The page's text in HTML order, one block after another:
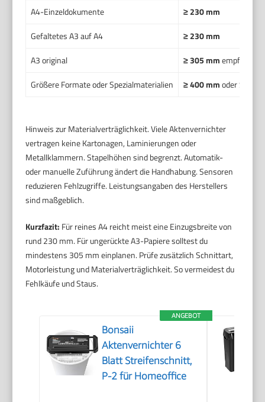
A4-Einzeldokumente
≥ 230 mm
Gefaltetes A3 auf A4
≥ 230 mm
A3 original
≥ 305 mmempfohlen
Größere Formate oder Spezialmaterialien
≥ 400 mmoder
Hinweis zur Materialverträglichkeit. Viele Aktenvernichter
vertragen keine Kartonagen, Laminierungen oder
Metallklammern. Stapelhöhen sind begrenzt. Automatik-
oder manuelle Zuführung ändert die Handhabung. Sensoren
reduzieren Fehlzugriffe. Leistungsangaben des Herstellers
sind maßgeblich.
Kurzfazit: Für reines A4 reicht meist eine Einzugsbreite von
rund 230 mm. Für ungerückte A3-Papiere solltest du
mindestens 305 mm einplanen. Prüfe zusätzlich Schnittart,
Motorleistung und Materialverträglichkeit. So vermeidest du
Fehlkäufe und Staus.
ANGEBOT
Bonsaii
Aktenvernichter 6
Blatt Streifenschnitt,
P-2 für Homeoffice